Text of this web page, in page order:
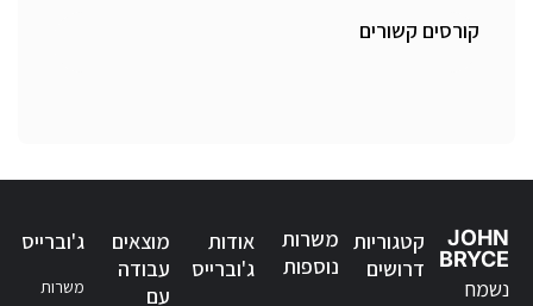
קורסים קשורים
JOHN
BRYCE
נשמח
קטגוריות
דרושים
משרות
נוספות
אודות
ג'וברייס
מוצאים
עבודה
עם
ג'וברייס
משרות